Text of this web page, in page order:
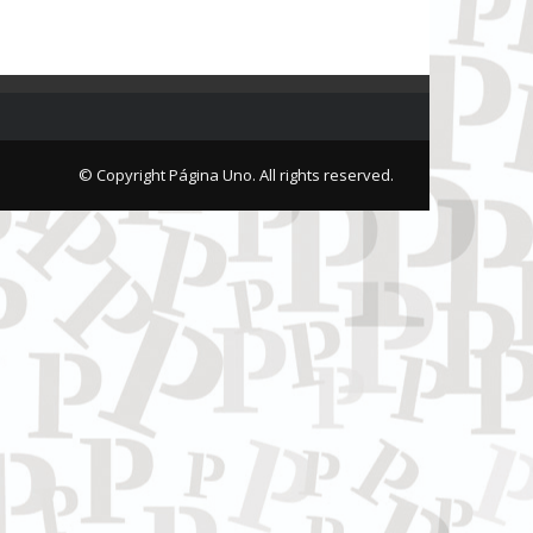
© Copyright Página Uno. All rights reserved.